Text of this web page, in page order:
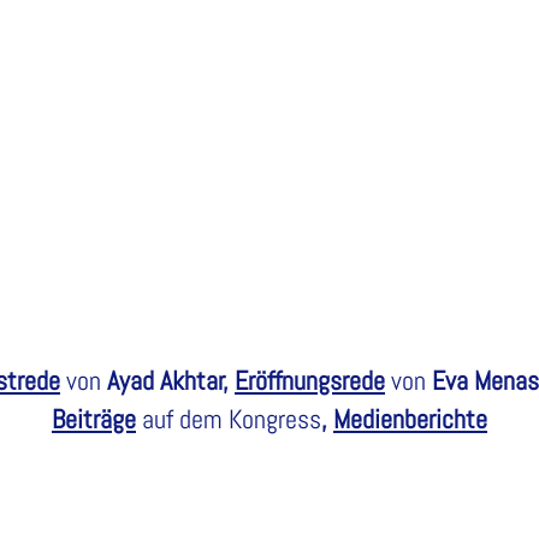
von Ayad Akhtar, Eröffnungsredevon Eva
Beiträge auf dem Kongress, Medienberichte